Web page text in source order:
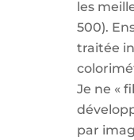
les
500).
traitée
Je ne «
par